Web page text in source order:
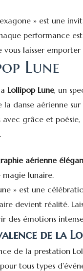
» est une
performance
vous laisser
Lune
Lollipop Lune, un
la danse aérienne
avec grâce et
aérienne
magie lunaire.
» est une
devient réalité.
des émotions
de la
de la prestation
tous types